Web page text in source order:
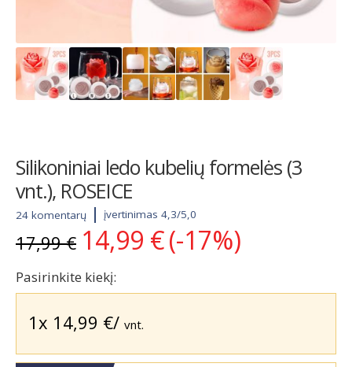
Silikoniniai ledo kubelių formelės (3
vnt.), ROSEICE
24 komentarų įvertinimas 4,3/5,0
17,99€ Original
price
was:
17,99 €.
14,99 € Current
price
14,99 €.
(-17%)
Pasirinkite kiekį:
1x 14,99 €/ vnt.